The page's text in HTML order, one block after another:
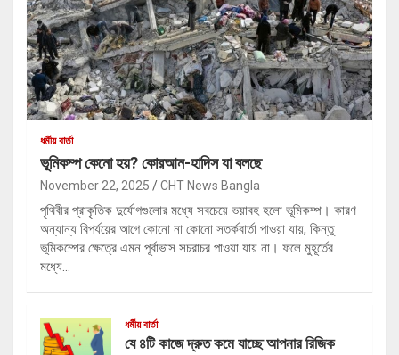
ধর্মীয় বার্তা
ভূমিকম্প কেনো হয়? কোরআন-হাদিস যা বলছে
November 22, 2025 CHT News Bangla
পৃথিবীর প্রাকৃতিক দুর্যোগগুলোর মধ্যে সবচেয়ে ভয়াবহ হলো ভূমিকম্প। কারণ
অন্যান্য বিপর্যয়ের আগে কোনো না কোনো সতর্কবার্তা পাওয়া যায়, কিন্তু
ভূমিকম্পের ক্ষেত্রে এমন পূর্বাভাস সচরাচর পাওয়া যায় না। ফলে মুহূর্তের
মধ্যে…
ধর্মীয় বার্তা
যে ৪টি কাজে দ্রুত কমে যাচ্ছে আপনার রিজিক